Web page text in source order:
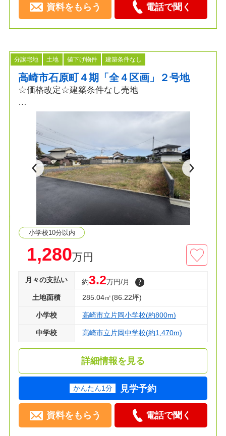
資料をもらう 電話で聞く
分譲宅地 土地 値下げ物件 建築条件なし
高崎市石原町４期「全４区画」２号地
☆価格改定☆建築条件なし売地
◆土地面積80坪以上
◆お好きなメーカー様で建築可能
小学校10分以内
1,280万円
月々の支払い 約3.2万円/月
土地面積 285.04㎡(86.22坪)
小学校 高崎市立片岡小学校(約800m)
中学校 高崎市立片岡中学校(約1,470m)
詳細情報を見る
かんたん1分 見学予約
資料をもらう 電話で聞く